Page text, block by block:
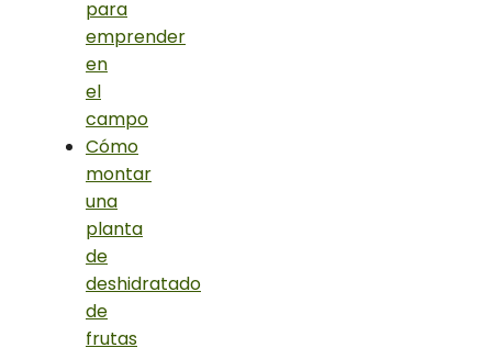
para
emprender
en
el
campo
Cómo
montar
una
planta
de
deshidratado
de
frutas